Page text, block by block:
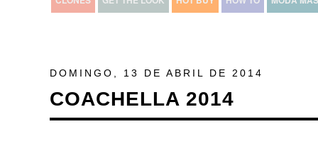
DOMINGO, 13 DE ABRIL DE 2014
COACHELLA 2014